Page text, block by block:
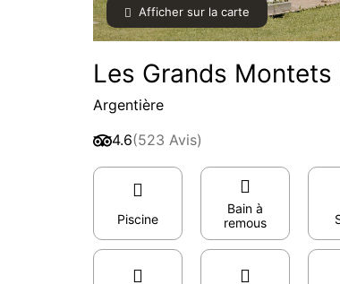
Afficher sur la carte
Les Grands
Argentière
4.6(523 Avis)
Piscine
Bain à
remous